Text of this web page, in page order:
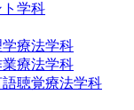
学科
療法学科
療法学科
聴覚療法学科